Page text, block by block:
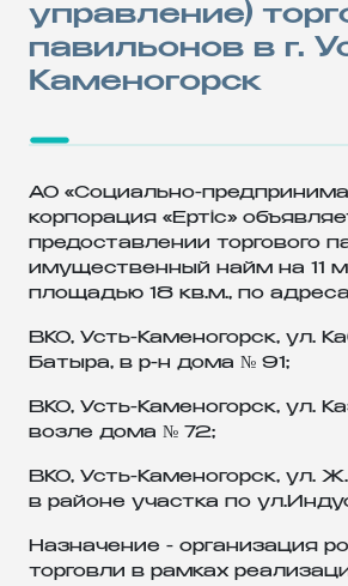
управление)
павильонов в г.
Каменогорск
АО «Социально-
корпорация «Ертiс»
предоставлении торгового
имущественный найм на 11
площадью 18 кв.м., по
ВКО, Усть-Каменогорск, ул.
Батыра, в р-н дома № 91;
ВКО, Усть-Каменогорск, ул.
возле дома № 72;
ВКО, Усть-Каменогорск, ул.
в районе участка по
Назначение - организация
торговли в рамках